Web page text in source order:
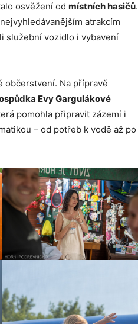
osvěžení od místních hasičů.
atrakcím
služební vozidlo i vybavení
občerstvení. Na přípravě
Evy Gargulákové
pomohla připravit zázemí i
– od potřeb k vodě až po